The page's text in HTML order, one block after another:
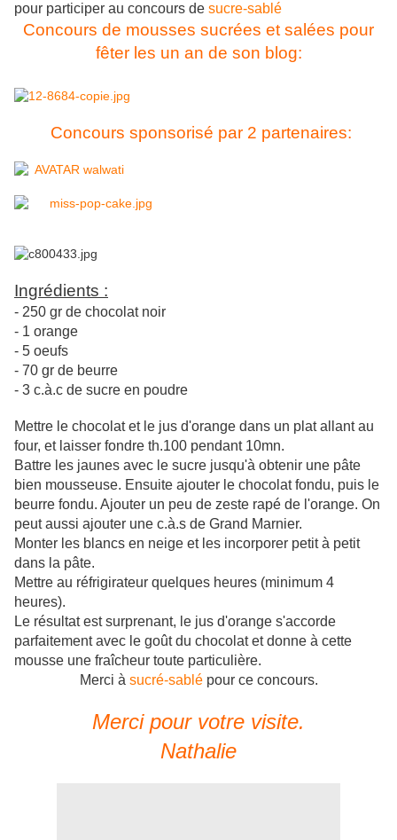
pour participer au concours de sucre-sablé
Concours de mousses sucrées et salées pour
fêter les un an de son blog:
Concours sponsorisé par 2 partenaires:
Ingrédients :
- 250 gr de chocolat noir
- 1 orange
- 5 oeufs
- 70 gr de beurre
- 3 c.à.c de sucre en poudre
Mettre le chocolat et le jus d'orange dans un plat allant au
four, et laisser fondre th.100 pendant 10mn.
Battre les jaunes avec le sucre jusqu'à obtenir une pâte
bien mousseuse. Ensuite ajouter le chocolat fondu, puis le
beurre fondu. Ajouter un peu de zeste rapé de l'orange. On
peut aussi ajouter une c.à.s de Grand Marnier.
Monter les blancs en neige et les incorporer petit à petit
dans la pâte.
Mettre au réfrigirateur quelques heures (minimum 4
heures).
Le résultat est surprenant, le jus d'orange s'accorde
parfaitement avec le goût du chocolat et donne à cette
mousse une fraîcheur toute particulière.
Merci à sucré-sablépour ce concours.
Merci pour votre visite.
Nathalie